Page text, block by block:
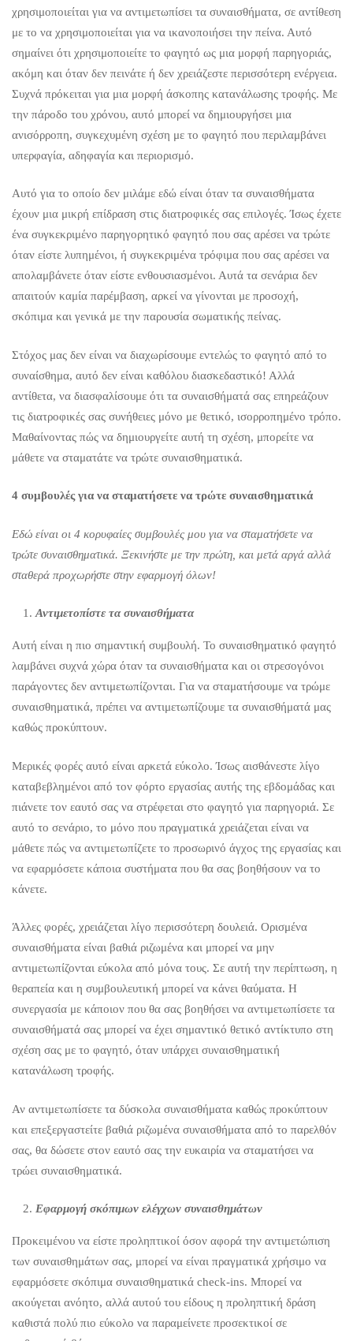
χρησιμοποιείται για να αντιμετωπίσει τα συναισθήματα, σε αντίθεση
με το να χρησιμοποιείται για να ικανοποιήσει την πείνα. Αυτό
σημαίνει ότι χρησιμοποιείτε το φαγητό ως μια μορφή παρηγοριάς,
ακόμη και όταν δεν πεινάτε ή δεν χρειάζεστε περισσότερη ενέργεια.
Συχνά πρόκειται για μια μορφή άσκοπης κατανάλωσης τροφής. Με
την πάροδο του χρόνου, αυτό μπορεί να δημιουργήσει μια
ανισόρροπη, συγκεχυμένη σχέση με το φαγητό που περιλαμβάνει
υπερφαγία, αδηφαγία και περιορισμό.
Αυτό για το οποίο δεν μιλάμε εδώ είναι όταν τα συναισθήματα
έχουν μια μικρή επίδραση στις διατροφικές σας επιλογές. Ίσως έχετε
ένα συγκεκριμένο παρηγορητικό φαγητό που σας αρέσει να τρώτε
όταν είστε λυπημένοι, ή συγκεκριμένα τρόφιμα που σας αρέσει να
απολαμβάνετε όταν είστε ενθουσιασμένοι. Αυτά τα σενάρια δεν
απαιτούν καμία παρέμβαση, αρκεί να γίνονται με προσοχή,
σκόπιμα και γενικά με την παρουσία σωματικής πείνας.
Στόχος μας δεν είναι να διαχωρίσουμε εντελώς το φαγητό από το
συναίσθημα, αυτό δεν είναι καθόλου διασκεδαστικό! Αλλά
αντίθετα, να διασφαλίσουμε ότι τα συναισθήματά σας επηρεάζουν
τις διατροφικές σας συνήθειες μόνο με θετικό, ισορροπημένο τρόπο.
Μαθαίνοντας πώς να δημιουργείτε αυτή τη σχέση, μπορείτε να
μάθετε να σταματάτε να τρώτε συναισθηματικά.
4 συμβουλές για να σταματήσετε να τρώτε συναισθηματικά
Εδώ είναι οι 4 κορυφαίες συμβουλές μου για να σταματήσετε να
τρώτε συναισθηματικά. Ξεκινήστε με την πρώτη, και μετά αργά αλλά
σταθερά προχωρήστε στην εφαρμογή όλων!
Αντιμετοπίστε τα συναισθήματα
Αυτή είναι η πιο σημαντική συμβουλή. Το συναισθηματικό φαγητό
λαμβάνει συχνά χώρα όταν τα συναισθήματα και οι στρεσογόνοι
παράγοντες δεν αντιμετωπίζονται. Για να σταματήσουμε να τρώμε
συναισθηματικά, πρέπει να αντιμετωπίζουμε τα συναισθήματά μας
καθώς προκύπτουν.
Μερικές φορές αυτό είναι αρκετά εύκολο. Ίσως αισθάνεστε λίγο
καταβεβλημένοι από τον φόρτο εργασίας αυτής της εβδομάδας και
πιάνετε τον εαυτό σας να στρέφεται στο φαγητό για παρηγοριά. Σε
αυτό το σενάριο, το μόνο που πραγματικά χρειάζεται είναι να
μάθετε πώς να αντιμετωπίζετε το προσωρινό άγχος της εργασίας και
να εφαρμόσετε κάποια συστήματα που θα σας βοηθήσουν να το
κάνετε.
Άλλες φορές, χρειάζεται λίγο περισσότερη δουλειά. Ορισμένα
συναισθήματα είναι βαθιά ριζωμένα και μπορεί να μην
αντιμετωπίζονται εύκολα από μόνα τους. Σε αυτή την περίπτωση, η
θεραπεία και η συμβουλευτική μπορεί να κάνει θαύματα. Η
συνεργασία με κάποιον που θα σας βοηθήσει να αντιμετωπίσετε τα
συναισθήματά σας μπορεί να έχει σημαντικό θετικό αντίκτυπο στη
σχέση σας με το φαγητό, όταν υπάρχει συναισθηματική
κατανάλωση τροφής.
Αν αντιμετωπίσετε τα δύσκολα συναισθήματα καθώς προκύπτουν
και επεξεργαστείτε βαθιά ριζωμένα συναισθήματα από το παρελθόν
σας, θα δώσετε στον εαυτό σας την ευκαιρία να σταματήσει να
τρώει συναισθηματικά.
Εφαρμογή σκόπιμων ελέγχων συναισθημάτων
Προκειμένου να είστε προληπτικοί όσον αφορά την αντιμετώπιση
των συναισθημάτων σας, μπορεί να είναι πραγματικά χρήσιμο να
εφαρμόσετε σκόπιμα συναισθηματικά check-ins. Μπορεί να
ακούγεται ανόητο, αλλά αυτού του είδους η προληπτική δράση
καθιστά πολύ πιο εύκολο να παραμείνετε προσεκτικοί σε